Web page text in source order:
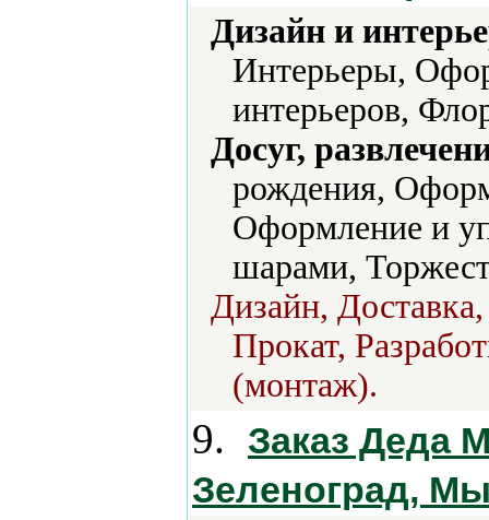
Дизайн и
Интерьеры,
интерьеров,
Досуг,
рождения,
Оформление и
шарами,
Дизайн,
Прокат,
(монтаж).
9.
Заказ Деда
Зеленоград,